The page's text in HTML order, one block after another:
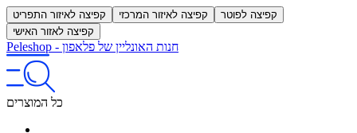
קפיצה לאיזור התפריט קפיצה לאיזור המרכזי
קפיצה לפוטר
קפיצה לאזור האישי
Peleshop - חנות האונליין של פלאפון
כל המוצרים